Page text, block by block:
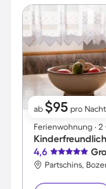
ab $95 pro Nacht
Ferienwohnung ∙ 2
4,6
Partschins,